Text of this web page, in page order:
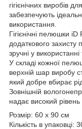
гігієнічних виробів
забезпечують
використання.
Гігієнічні пелюшки
додаткового захисту
зручні у
У складі кожної
верхній шар виробу
який добре вбирає
Зовнішній
надає високий рівень
Розмір: 60 х 90 см
Кількість в упаковці: